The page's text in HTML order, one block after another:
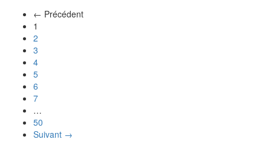
← Précédent
1
2
3
4
5
6
7
…
50
Suivant →